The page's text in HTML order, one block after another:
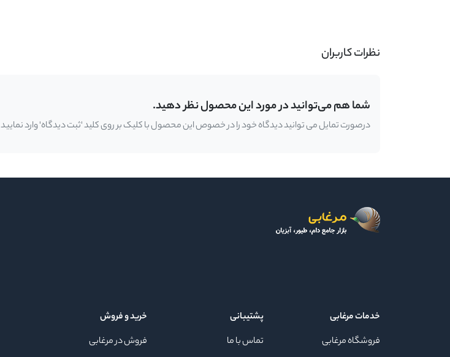
نظرات کاربران
شما هم می‌توانید در مورد این محصول نظر دهید.
درصورت تمایل می توانید دیدگاه خود را در خصوص این محصول با کلیک بر روی کلید 'ثبت دیدگاه' وارد نمایید
خدمات مرغابی
فروشگاه مرغابی
پشتیبانی
تماس با ما
خرید و فروش
فروش در مرغابی